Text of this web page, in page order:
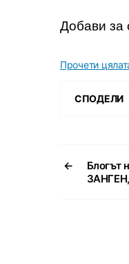
Добави за
Прочети
СПОДЕЛИ
←
Блогът